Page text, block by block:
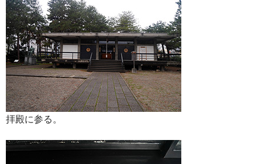
拝殿に参る。